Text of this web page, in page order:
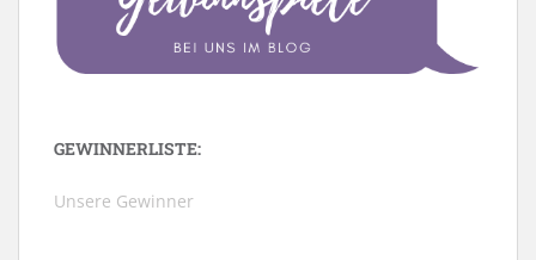
GEWINNERLISTE:
Unsere Gewinner